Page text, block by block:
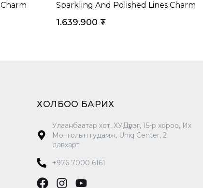
Sparkling And Polished Lines Charm
1.639.900 ₮
ХОЛБОО БАРИХ
Улаанбаатар хот, ХУДүүрэг, 15-р хороо, Их
Монголын гудамж, Uniq Center, 2
давхарт
+976 7000 6161